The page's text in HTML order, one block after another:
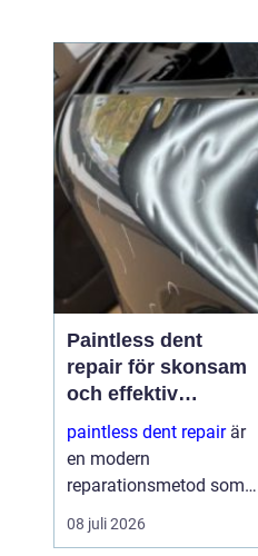
trygghet, säkerhet och
körglädje under lång tid
framöver. En
genomtänkt serviceplan
förlänger livslängden på
motorcykel...
Paintless dent
repair för skonsam
och effektiv
reparation av
bucklor
paintless dent repairär
en modern
reparationsmetod som
används för att ta bort
bucklor i bilplåt utan att
08 juli 2026